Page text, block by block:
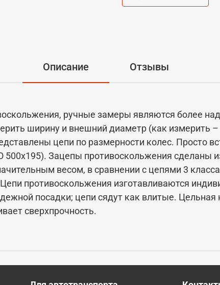
Описание Отзывы
ручные замеры являются более
ширину и внешний диаметр (как измерить
цепи по размерности колес. Просто
500x195). Зацепы противоскольжения сделаны
весом, в сравнении с цепями 3
противоскольжения изготавливаются
посадки; цепи сядут как влитые. Цельная
сверхпрочность.